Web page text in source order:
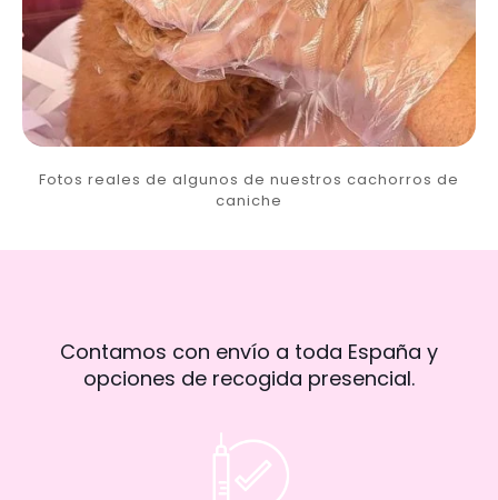
Fotos reales de algunos de nuestros cachorros de
caniche
Contamos con envío a toda España y
opciones de recogida presencial.